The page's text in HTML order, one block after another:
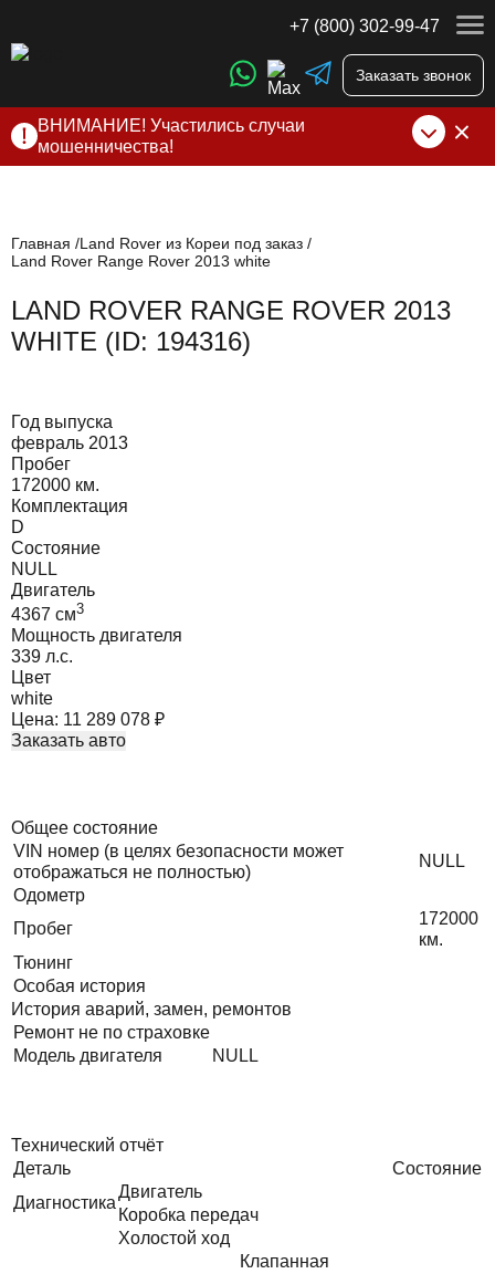
+7 (800) 302-99-47
Заказать звонок
ВНИМАНИЕ! Участились случаи
мошенничества!
нами по официальнымконтактам, указанным в соц сетях
и на сайте
Главная
Land Rover из Кореи под заказ
Land Rover Range Rover 2013 white
LAND ROVER RANGE ROVER 2013
WHITE (ID: 194316)
Год выпуска
февраль 2013
Пробег
172000 км.
Комплектация
D
Состояние
NULL
Двигатель
4367 cм3
Мощность двигателя
339 л.с.
Цвет
white
Цена: 11 289 078 ₽
Заказать авто
Общее состояние
VIN номер (в целях безопасности может
отображаться не полностью)
NULL
Одометр
Пробег
172000
км.
Тюнинг
Особая история
История аварий, замен, ремонтов
Ремонт не по страховке
Модель двигателя
NULL
Технический отчёт
Деталь
Состояние
Диагностика
Двигатель
Коробка передач
Холостой ход
Клапанная